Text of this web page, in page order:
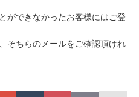
ができなかったお客様にはご登
そちらのメールをご確認頂けれ